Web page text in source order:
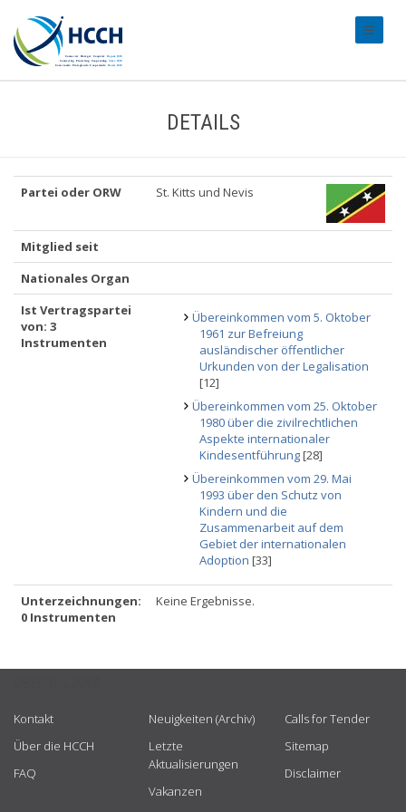
DETAILS
Partei oder ORW St. Kitts und Nevis
Mitglied seit
Nationales Organ
Ist Vertragspartei
von: 3
Instrumenten
Übereinkommen vom 5. Oktober
1961 zur Befreiung
ausländischer öffentlicher
Urkunden von der Legalisation
[12]
Übereinkommen vom 25. Oktober
1980 über die zivilrechtlichen
Aspekte internationaler
Kindesentführung[28]
Übereinkommen vom 29. Mai
1993 über den Schutz von
Kindern und die
Zusammenarbeit auf dem
Gebiet der internationalen
Adoption [33]
Unterzeichnungen:
0 Instrumenten
Keine Ergebnisse.
Kontakt
Über die HCCH
FAQ
Neuigkeiten (Archiv)
Letzte
Aktualisierungen
Vakanzen
Calls for Tender
Sitemap
Disclaimer